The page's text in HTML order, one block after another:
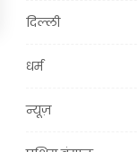
दिल्ली
धर्म
न्यूज़